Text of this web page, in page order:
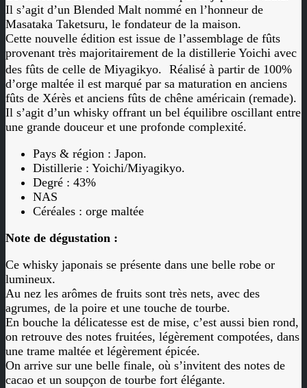
Il s’agit d’un Blended Malt nommé en l’honneur de
Masataka Taketsuru, le fondateur de la maison.
Cette nouvelle édition est issue de l’assemblage de fûts
provenant très majoritairement de la distillerie Yoichi avec
des fûts de celle de Miyagikyo. Réalisé à partir de 100%
d’orge maltée il est marqué par sa maturation en anciens
fûts de Xérès et anciens fûts de chêne américain (remade).
Il s’agit d’un whisky offrant un bel équilibre oscillant entre
une grande douceur et une profonde complexité.
Pays & région : Japon.
Distillerie : Yoichi/Miyagikyo.
Degré : 43%
NAS
Céréales : orge maltée
Note de dégustation :
Ce whisky japonais se présente dans une belle robe or
lumineux.
Au nez les arômes de fruits sont très nets, avec des
agrumes, de la poire et une touche de tourbe.
En bouche la délicatesse est de mise, c’est aussi bien rond,
on retrouve des notes fruitées, légèrement compotées, dans
une trame maltée et légèrement épicée.
On arrive sur une belle finale, où s’invitent des notes de
cacao et un soupçon de tourbe fort élégante.